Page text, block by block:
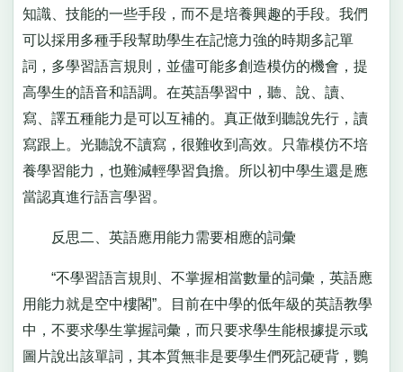
知識、技能的一些手段，而不是培養興趣的手段。我們
可以採用多種手段幫助學生在記憶力強的時期多記單
詞，多學習語言規則，並儘可能多創造模仿的機會，提
高學生的語音和語調。在英語學習中，聽、說、讀、
寫、譯五種能力是可以互補的。真正做到聽說先行，讀
寫跟上。光聽說不讀寫，很難收到高效。只靠模仿不培
養學習能力，也難減輕學習負擔。所以初中學生還是應
當認真進行語言學習。
反思二、英語應用能力需要相應的詞彙
“不學習語言規則、不掌握相當數量的詞彙，英語應
用能力就是空中樓閣”。目前在中學的低年級的英語教學
中，不要求學生掌握詞彙，而只要求學生能根據提示或
圖片說出該單詞，其本質無非是要學生們死記硬背，鸚